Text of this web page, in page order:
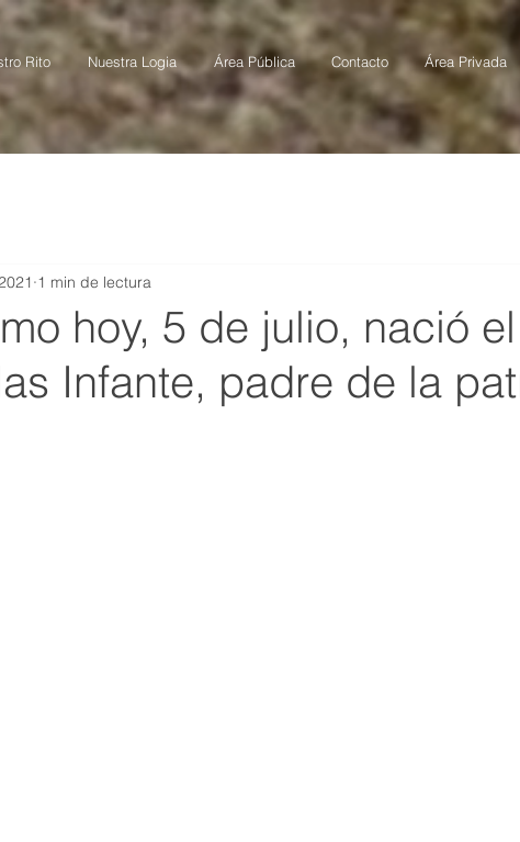
Rito Nuestra Logia Área Pública Contacto Área Privada
hoy, 5 de julio, nació el
Infante, padre de la
1 min de lectura